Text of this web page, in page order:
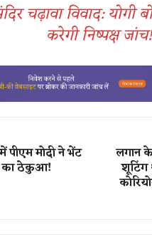
चढ़ावा विवाद:
करेगी निष्पक्ष
पीएम मोदी ने भेंट
का ठेकुआ!
लगान
शूटिंग